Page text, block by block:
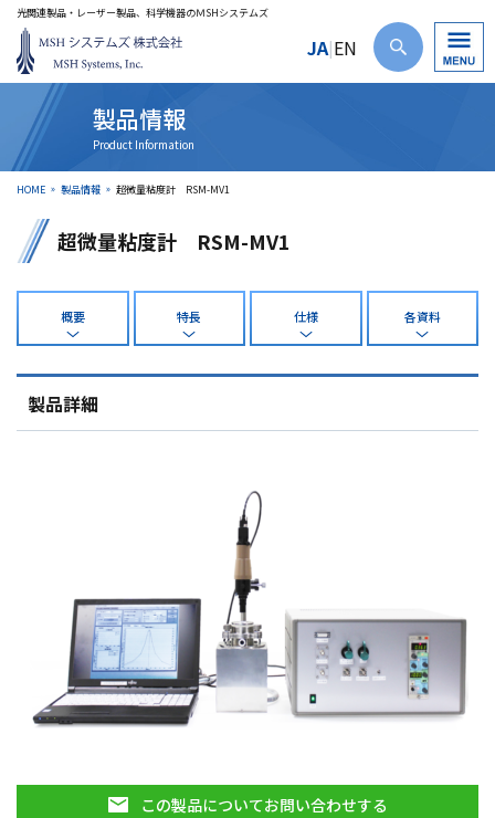
光関連製品・レーザー製品、科学機器のＭSHシステムズ
JA|EN
製品情報
HOME 製品情報 超微量粘度計 RSM-MV1
超微量粘度計 RSM-MV1
概要 特長 仕様 各資料
製品詳細
この製品についてお問い合わせする